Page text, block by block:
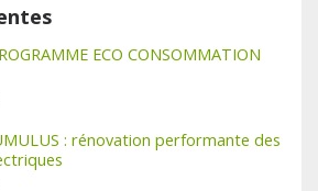
ECO CONSOMMATION
: rénovation performante des